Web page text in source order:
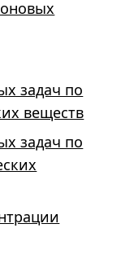
задач по
веществ
задач по